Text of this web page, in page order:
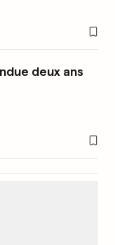
deux ans